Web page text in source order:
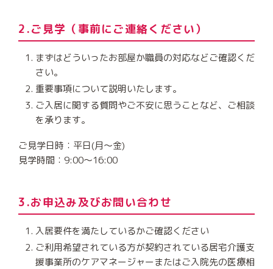
2.ご見学（事前にご連絡ください）
まずはどういったお部屋か職員の対応などご確認くだ
さい。
重要事項について説明いたします。
ご入居に関する質問やご不安に思うことなど、ご相談
を承ります。
ご見学日時：平日(月～金)
見学時間：9:00～16:00
3.お申込み及びお問い合わせ
入居要件を満たしているかご確認ください
ご利用希望されている方が契約されている居宅介護支
援事業所のケアマネージャーまたはご入院先の医療相